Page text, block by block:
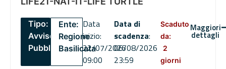
Tipo:
Avviso
Pubblico
Ente:
Regione
Basilicata
Data
inizio:
22/07/2026
09:00
Data di
scadenza:
06/08/2026
23:59
Scaduto
da:
2
giorni
Maggiori
dettagli